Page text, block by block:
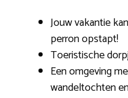
Jouw vakantie
perron opstapt!
Toeristische
Een omgeving
wandeltochten